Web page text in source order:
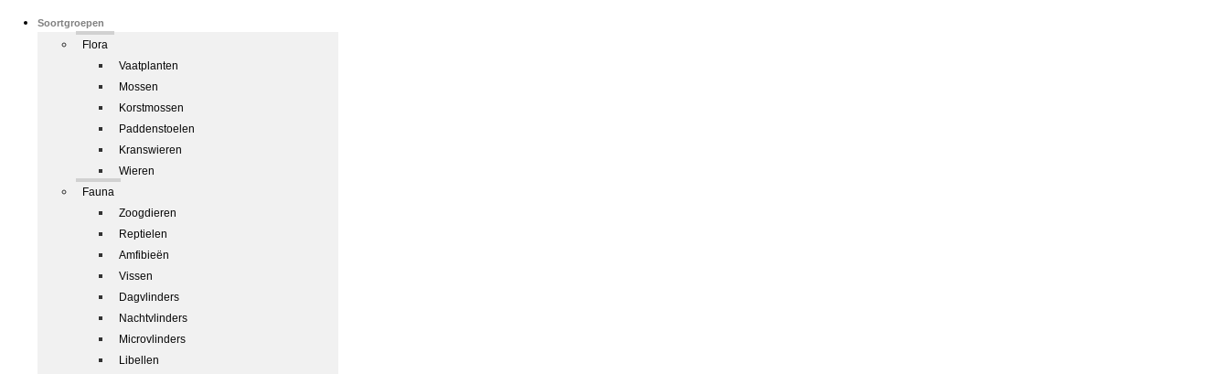
Soortgroepen
Flora
Vaatplanten
Mossen
Korstmossen
Paddenstoelen
Kranswieren
Wieren
Fauna
Zoogdieren
Reptielen
Amfibieën
Vissen
Dagvlinders
Nachtvlinders
Microvlinders
Libellen